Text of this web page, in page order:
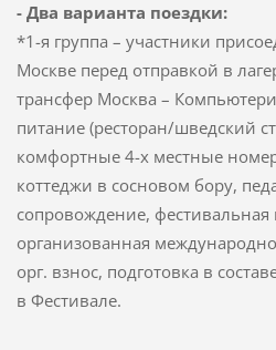
- Два варианта поездки:
*1-я группа – участники
Москве перед отправкой в
трансфер Москва –
питание (ресторан/шведский
комфортные 4-х местные
коттеджи в сосновом бору,
сопровождение, фестивальная
организованная
орг. взнос, подготовка в
в Фестивале.